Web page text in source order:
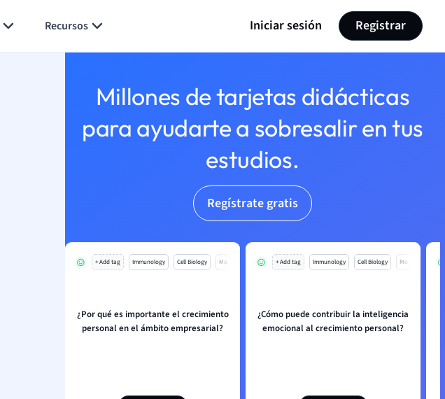
Recursos Iniciar sesión Registrar
Millones de tarjetas didácticas
para ayudarte a sobresalir en tus
estudios.
Regístrate gratis
+ Add tag Immunology Cell Biology Mo
¿Por qué es importante el crecimiento
personal en el ámbito empresarial?
+ Add tag Immunology Cell Biology Mo
¿Cómo puede contribuir la inteligencia
emocional al crecimiento personal?